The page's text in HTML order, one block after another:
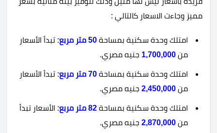
مميز وجاءت الاسعار كالتالي :
امتلك وحدة سكنية بمساحة
: تبدأ الأسعار
من 1,700,000 جنيه مصري.
امتلك وحدة سكنية بمساحة 70 متر مربع
: تبدأ الأسعار
من 2,450,000 جنيه مصري.
امتلك وحدة سكنية بمساحة 82 متر مربع
: الأسعار تبدأ
من 2,870,000 جنيه مصري.